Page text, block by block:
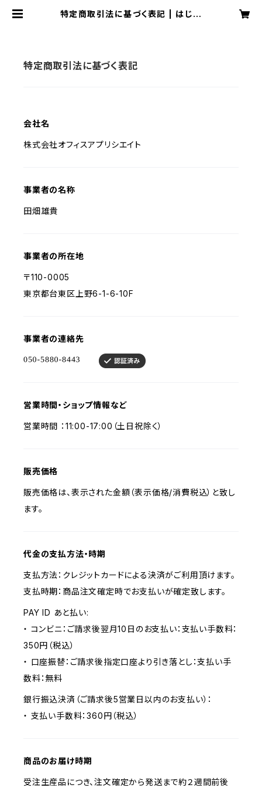
特定商取引法に基づく表記 | はじめ
特定商取引法に基づく表記
会社名
株式会社オフィスアプリシエイト
事業者の名称
田畑雄貴
事業者の所在地
〒110-0005
東京都台東区上野6-1-6-10F
事業者の連絡先
営業時間・ショップ情報など
営業時間 ：11:00-17:00（土日祝除く）
販売価格
販売価格は、表示された金額（表示価格/消費税込）と致し
ます。
代金の支払方法・時期
支払方法：クレジットカードによる決済がご利用頂けます。
支払時期：商品注文確定時でお支払いが確定致します。
PAY ID あと払い:
・ コンビニ：ご請求後翌月10日のお支払い：支払い手数料：
350円（税込）
・ 口座振替：ご請求後指定口座より引き落とし：支払い手
数料：無料
銀行振込決済（ご請求後5営業日以内のお支払い）：
・ 支払い手数料：360円（税込）
商品のお届け時期
受注生産品につき、注文確定から発送まで約２週間前後